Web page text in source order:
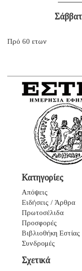
Πρό 60 ετων
Κατηγορίες
Απόψεις
Ειδήσεις / Άρθρα
Πρωτοσέλιδα
Προσφορές
Βιβλιοθήκη Εστίας
Συνδρομές
Σχετικά